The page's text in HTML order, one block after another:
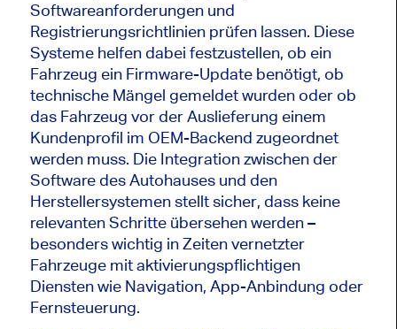
Softwareanforderungen und
Registrierungsrichtlinien prüfen lassen. Diese
Systeme helfen dabei festzustellen, ob ein
Fahrzeug ein Firmware-Update benötigt, ob
technische Mängel gemeldet wurden oder ob
das Fahrzeug vor der Auslieferung einem
Kundenprofil im OEM-Backend zugeordnet
werden muss. Die Integration zwischen der
Software des Autohauses und den
Herstellersystemen stellt sicher, dass keine
relevanten Schritte übersehen werden –
besonders wichtig in Zeiten vernetzter
Fahrzeuge mit aktivierungspflichtigen
Diensten wie Navigation, App-Anbindung oder
Fernsteuerung.